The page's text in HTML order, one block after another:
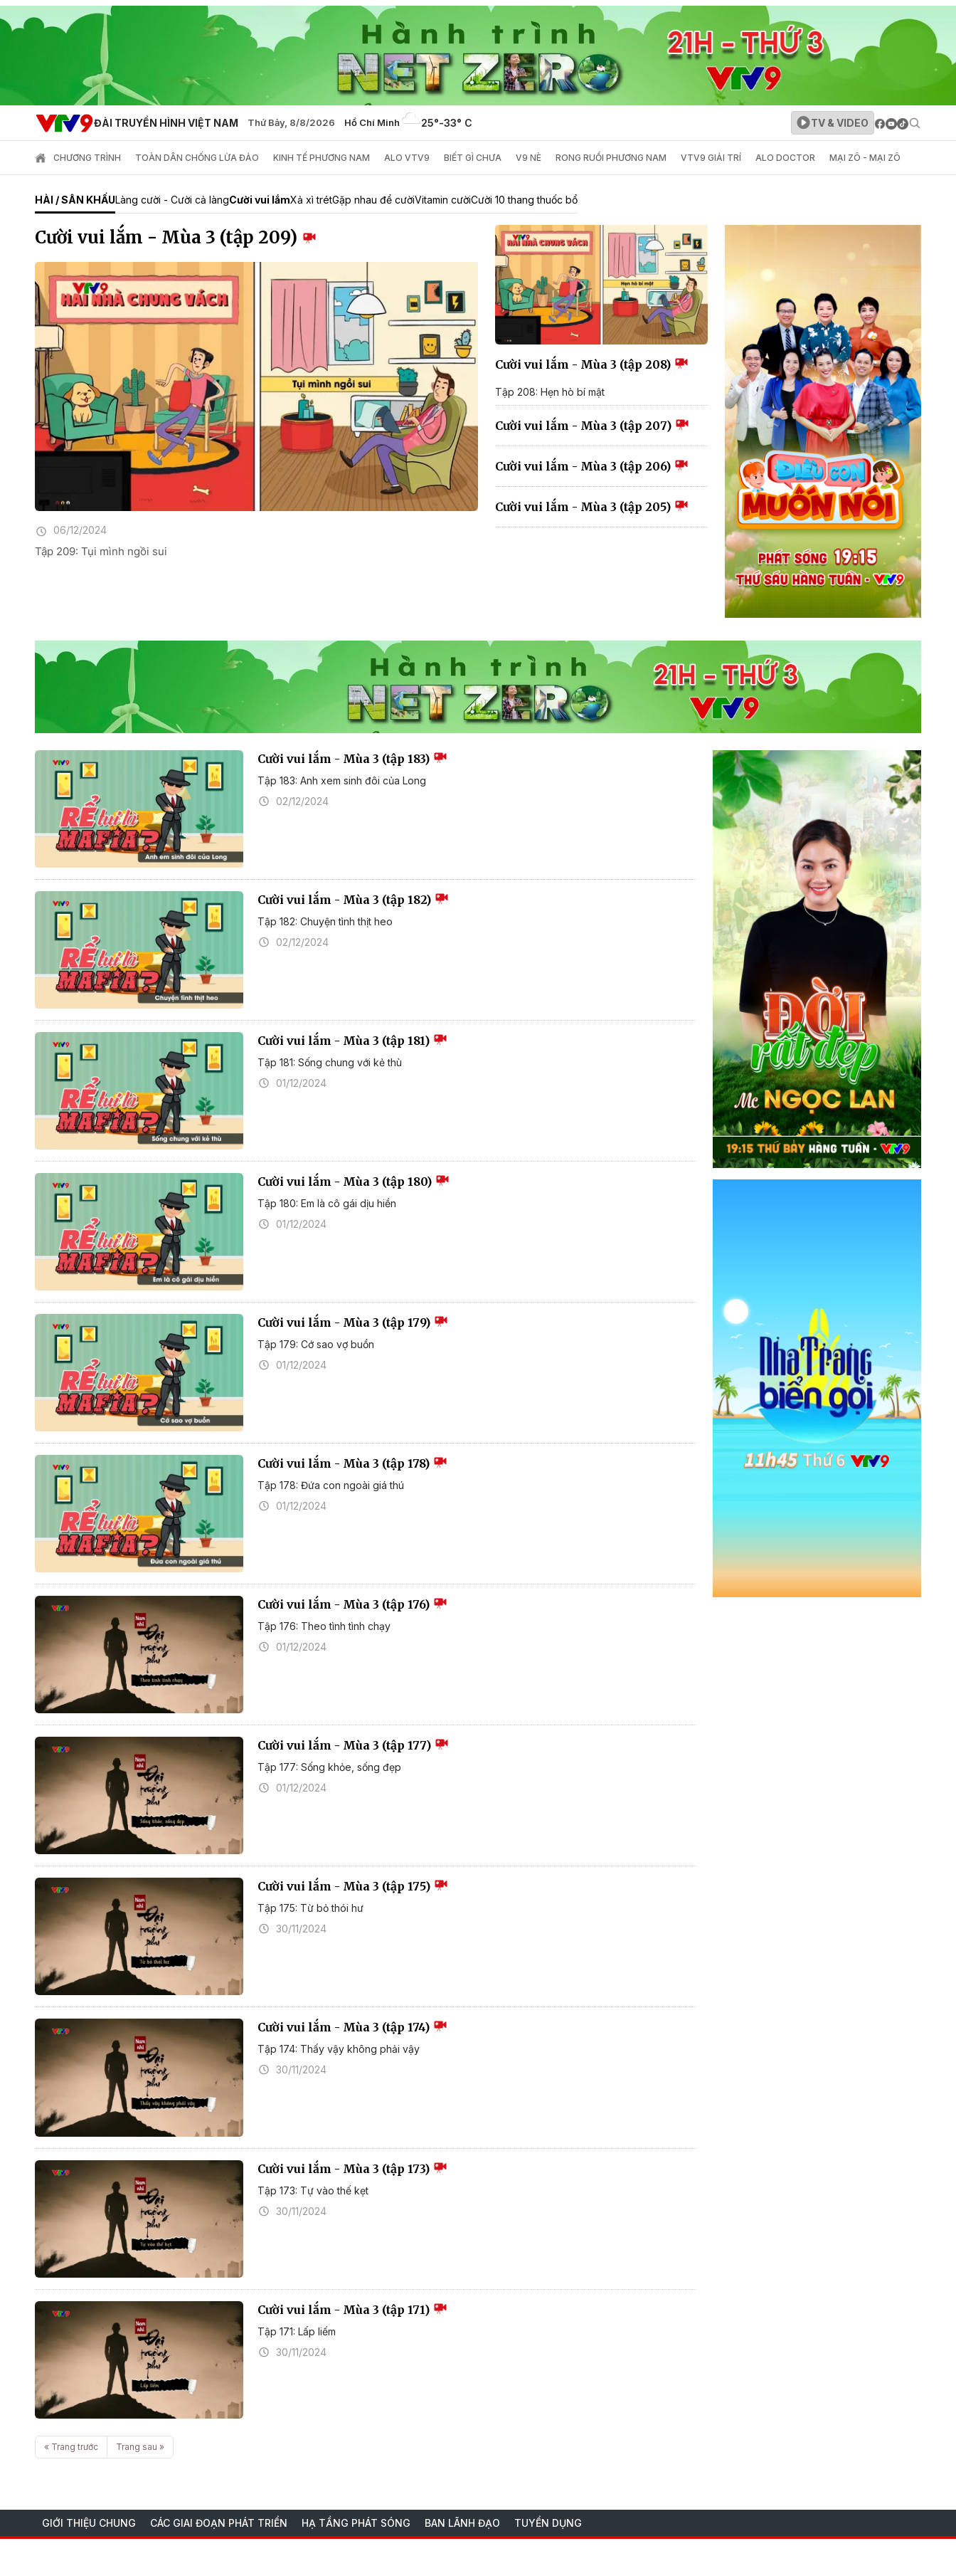
ĐÀI TRUYỀN HÌNH VIỆT NAM Thứ Bảy, 8/8/2026 Hồ Chí Minh 25°-33° C TV & VIDEO
CHƯƠNG TRÌNH TOÀN DÂN CHỐNG LỪA ĐẢO KINH TẾ PHƯƠNG NAM ALO VTV9 BIẾT GÌ CHƯA V9 NÈ RONG RUỔI PHƯƠNG NAM VTV9 GIẢI TRÍ ALO DOCTOR MẠI ZÔ - MẠI ZÔ
HÀI / SÂN KHẤULàng cười - Cười cả làngCười vui lắmXả xì trétGặp nhau để cườiVitamin cườiCười 10 thang thuốc bổ
Cười vui lắm - Mùa 3 (tập 209)
06/12/2024
Tập 209: Tụi mình ngồi sui
Cười vui lắm - Mùa 3 (tập 208)
Tập 208: Hẹn hò bí mật
Cười vui lắm - Mùa 3 (tập 207)
Cười vui lắm - Mùa 3 (tập 206)
Cười vui lắm - Mùa 3 (tập 205)
Cười vui lắm - Mùa 3 (tập 183)
Tập 183: Anh xem sinh đôi của Long
02/12/2024
Cười vui lắm - Mùa 3 (tập 182)
Tập 182: Chuyện tình thịt heo
02/12/2024
Cười vui lắm - Mùa 3 (tập 181)
Tập 181: Sống chung với kẻ thù
01/12/2024
Cười vui lắm - Mùa 3 (tập 180)
Tập 180: Em là cô gái dịu hiền
01/12/2024
Cười vui lắm - Mùa 3 (tập 179)
Tập 179: Cớ sao vợ buồn
01/12/2024
Cười vui lắm - Mùa 3 (tập 178)
Tập 178: Đứa con ngoài giá thú
01/12/2024
Cười vui lắm - Mùa 3 (tập 176)
Tập 176: Theo tình tình chạy
01/12/2024
Cười vui lắm - Mùa 3 (tập 177)
Tập 177: Sống khỏe, sống đẹp
01/12/2024
Cười vui lắm - Mùa 3 (tập 175)
Tập 175: Từ bỏ thói hư
30/11/2024
Cười vui lắm - Mùa 3 (tập 174)
Tập 174: Thấy vậy không phải vậy
30/11/2024
Cười vui lắm - Mùa 3 (tập 173)
Tập 173: Tự vào thế kẹt
30/11/2024
Cười vui lắm - Mùa 3 (tập 171)
Tập 171: Lấp liếm
30/11/2024
« Trang trước Trang sau »
GIỚI THIỆU CHUNG CÁC GIAI ĐOẠN PHÁT TRIỂN HẠ TẦNG PHÁT SÓNG BAN LÃNH ĐẠO TUYỂN DỤNG